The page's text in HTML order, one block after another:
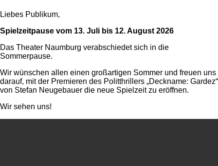
Liebes Publikum,
Spielzeitpause vom 13. Juli bis 12. August 2026
Das Theater Naumburg verabschiedet sich in die
Sommerpause.
Wir wünschen allen einen großartigen Sommer und freuen uns
darauf, mit der Premieren des Politthrillers „Deckname: Gardez“
von Stefan Neugebauer die neue Spielzeit zu eröffnen.
Wir sehen uns!